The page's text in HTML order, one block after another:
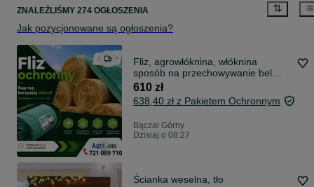
ZNALEŹLIŚMY 274 OGŁOSZENIA
Jak pozycjonowane są ogłoszenia?
Fliz, agrowłóknina, włóknina
sposób na przechowywanie bel
siana, słomy
610 zł
638,40 zł z Pakietem Ochronnym
Bączal Górny
Dzisiaj o 08:27
Ścianka weselna, tło